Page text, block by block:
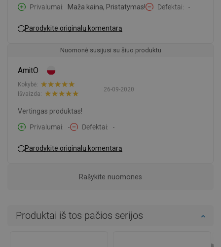
Privalumai
Maža kaina, Pristatymas! Defektai -
Parodykite originalų komentarą
Nuomonė susijusi su šiuo produktu
AmitO
26-09-2020
Kokybė:
Išvaizda:
Vertingas produktas!
Privalumai
- Defektai -
Parodykite originalų komentarą
Rašykite nuomones
Produktai iš tos pačios serijos